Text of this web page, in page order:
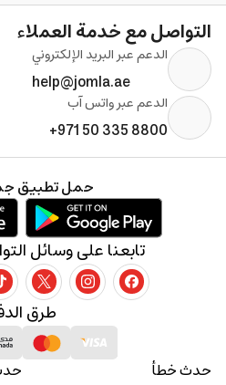
التواصل مع خدمة العملاء
الدعم عبر البريد الإلكتروني
help@jomla.ae
الدعم عبر واتس آب
+971 50 335 8800
حدث خطأ
طرق
تابعنا على وسائل
حمل تطبيق